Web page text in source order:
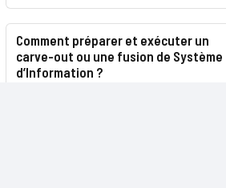
Comment préparer et exécuter un
carve-out ou une fusion de Système
d’Information ?